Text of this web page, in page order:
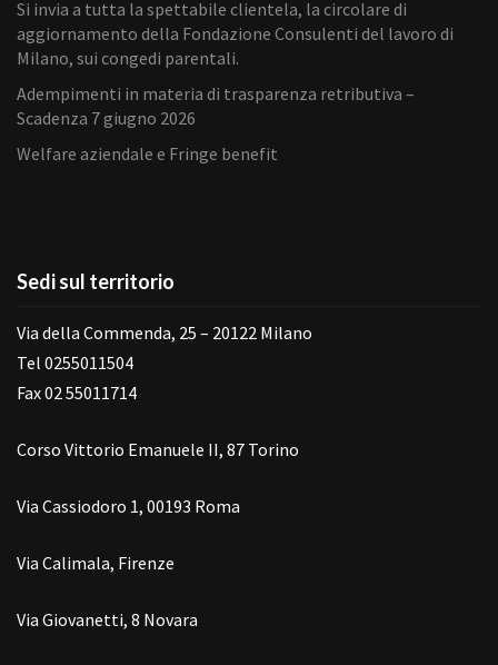
Si invia a tutta la spettabile clientela, la circolare di
aggiornamento della Fondazione Consulenti del lavoro di
Milano, sui congedi parentali.
Adempimenti in materia di trasparenza retributiva –
Scadenza 7 giugno 2026
Welfare aziendale e Fringe benefit
Sedi sul territorio
Via della Commenda, 25 – 20122 Milano
Tel 0255011504
Fax 02 55011714
Corso Vittorio Emanuele II, 87 Torino
Via Cassiodoro 1, 00193 Roma
Via Calimala, Firenze
Via Giovanetti, 8 Novara